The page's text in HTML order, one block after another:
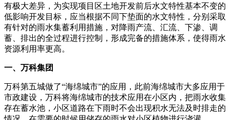
有极大差异，为实现项目区土地开发前后水文特性基本不变的
低影响开发目标，应当根据不同下垫面的水文特性，分别采取
有针对的雨水集蓄利用措施，对降雨产流、汇流、下渗、调
蓄、排出的全过程进行控制，形成完备的措施体系，使得雨水
资源利用率更高。
一、万科集团
万科第五城做了“海绵城市”的应用，此前海绵城市大多应用于
市政建设，万科将海绵城市的技术应用在小区内，把雨水收集
存在蓄水池，小区道路在下雨时不会出现积水无法及时排走的